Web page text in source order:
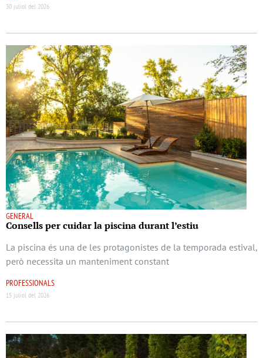
30 juliol del 2026
GENERAL
Consells per cuidar la piscina durant l’estiu
La piscina és una de les protagonistes de la temporada estival,
però necessita un manteniment constant
PROFESSIONALS
15 juliol del 2026